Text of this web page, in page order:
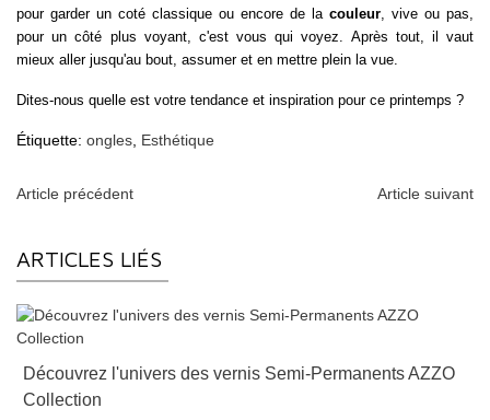
pour garder un coté classique ou encore de la couleur , vive ou pas,
pour un côté plus voyant, c'est vous qui voyez. Après tout, il vaut
mieux aller jusqu'au bout, assumer et en mettre plein la vue.
Dites-nous quelle est votre tendance et inspiration pour ce printemps ?
Étiquette: ongles Esthétique
Article précédent Article suivant
ARTICLES LIÉS
Découvrez l'univers des vernis Semi-Permanents AZZO
Collection